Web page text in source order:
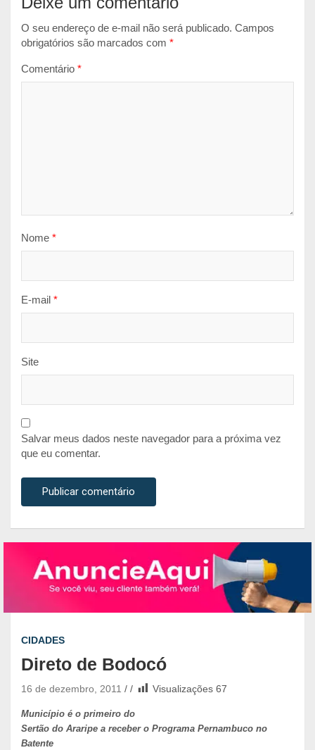
O seu endereço de e-mail não será publicado. Campos
obrigatórios são marcados com *
Comentário *
Nome *
E-mail *
Site
Salvar meus dados neste navegador para a próxima vez
que eu comentar.
CIDADES
Direto de Bodocó
16 de dezembro, 2011 Visualizações 67
Município é o primeiro do
Sertão do Araripe a receber o Programa Pernambuco no
Batente